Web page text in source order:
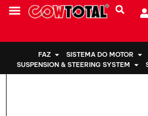
FAZ SISTEMA DO MOTOR
SUSPENSION & STEERING SYSTEM
> Suporte de motor 50850-